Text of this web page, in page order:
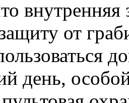
от
день,